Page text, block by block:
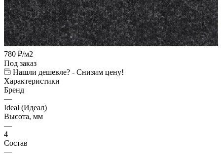
780 ₽/м2
Под заказ
Нашли дешевле? - Снизим цену!
Характеристики
Бренд
—
Ideal (Идеал)
Высота, мм
—
4
Состав
—